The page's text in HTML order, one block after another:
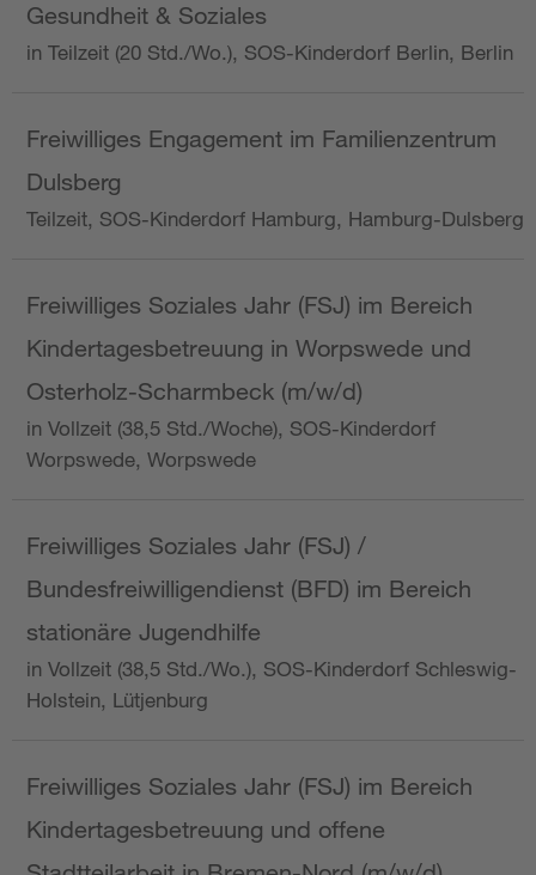
Gesundheit & Soziales
in Teilzeit (20 Std./Wo.), SOS-Kinderdorf Berlin, Berlin
Freiwilliges Engagement im Familienzentrum
Dulsberg
Teilzeit, SOS-Kinderdorf Hamburg, Hamburg-Dulsberg
Freiwilliges Soziales Jahr (FSJ) im Bereich
Kindertagesbetreuung in Worpswede und
Osterholz-Scharmbeck (m/w/d)
in Vollzeit (38,5 Std./Woche), SOS-Kinderdorf
Worpswede, Worpswede
Freiwilliges Soziales Jahr (FSJ) /
Bundesfreiwilligendienst (BFD) im Bereich
stationäre Jugendhilfe
in Vollzeit (38,5 Std./Wo.), SOS-Kinderdorf Schleswig-
Holstein, Lütjenburg
Freiwilliges Soziales Jahr (FSJ) im Bereich
Kindertagesbetreuung und offene